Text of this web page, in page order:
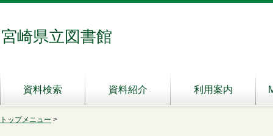
宮崎県立図書館
資料検索 資料紹介 利用案内
トップメニュー >